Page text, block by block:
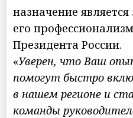
назначение
его
Президента России.
«Уверен, что Ваш
помогут быстро
в нашем регионе и
команды